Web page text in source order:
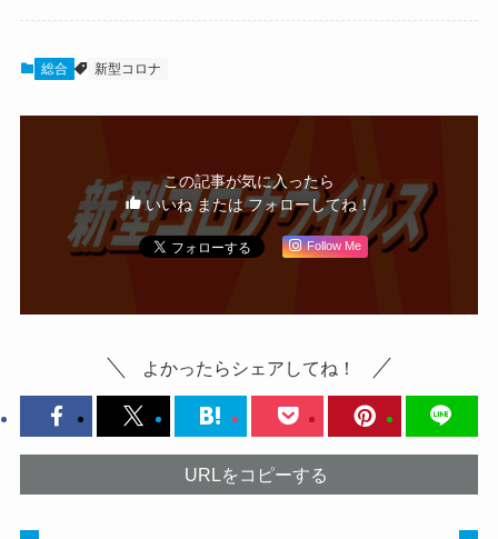
総合 新型コロナ
この記事が気に入ったら
いいね または フォローしてね！
Follow Me
よかったらシェアしてね！
URLをコピーする